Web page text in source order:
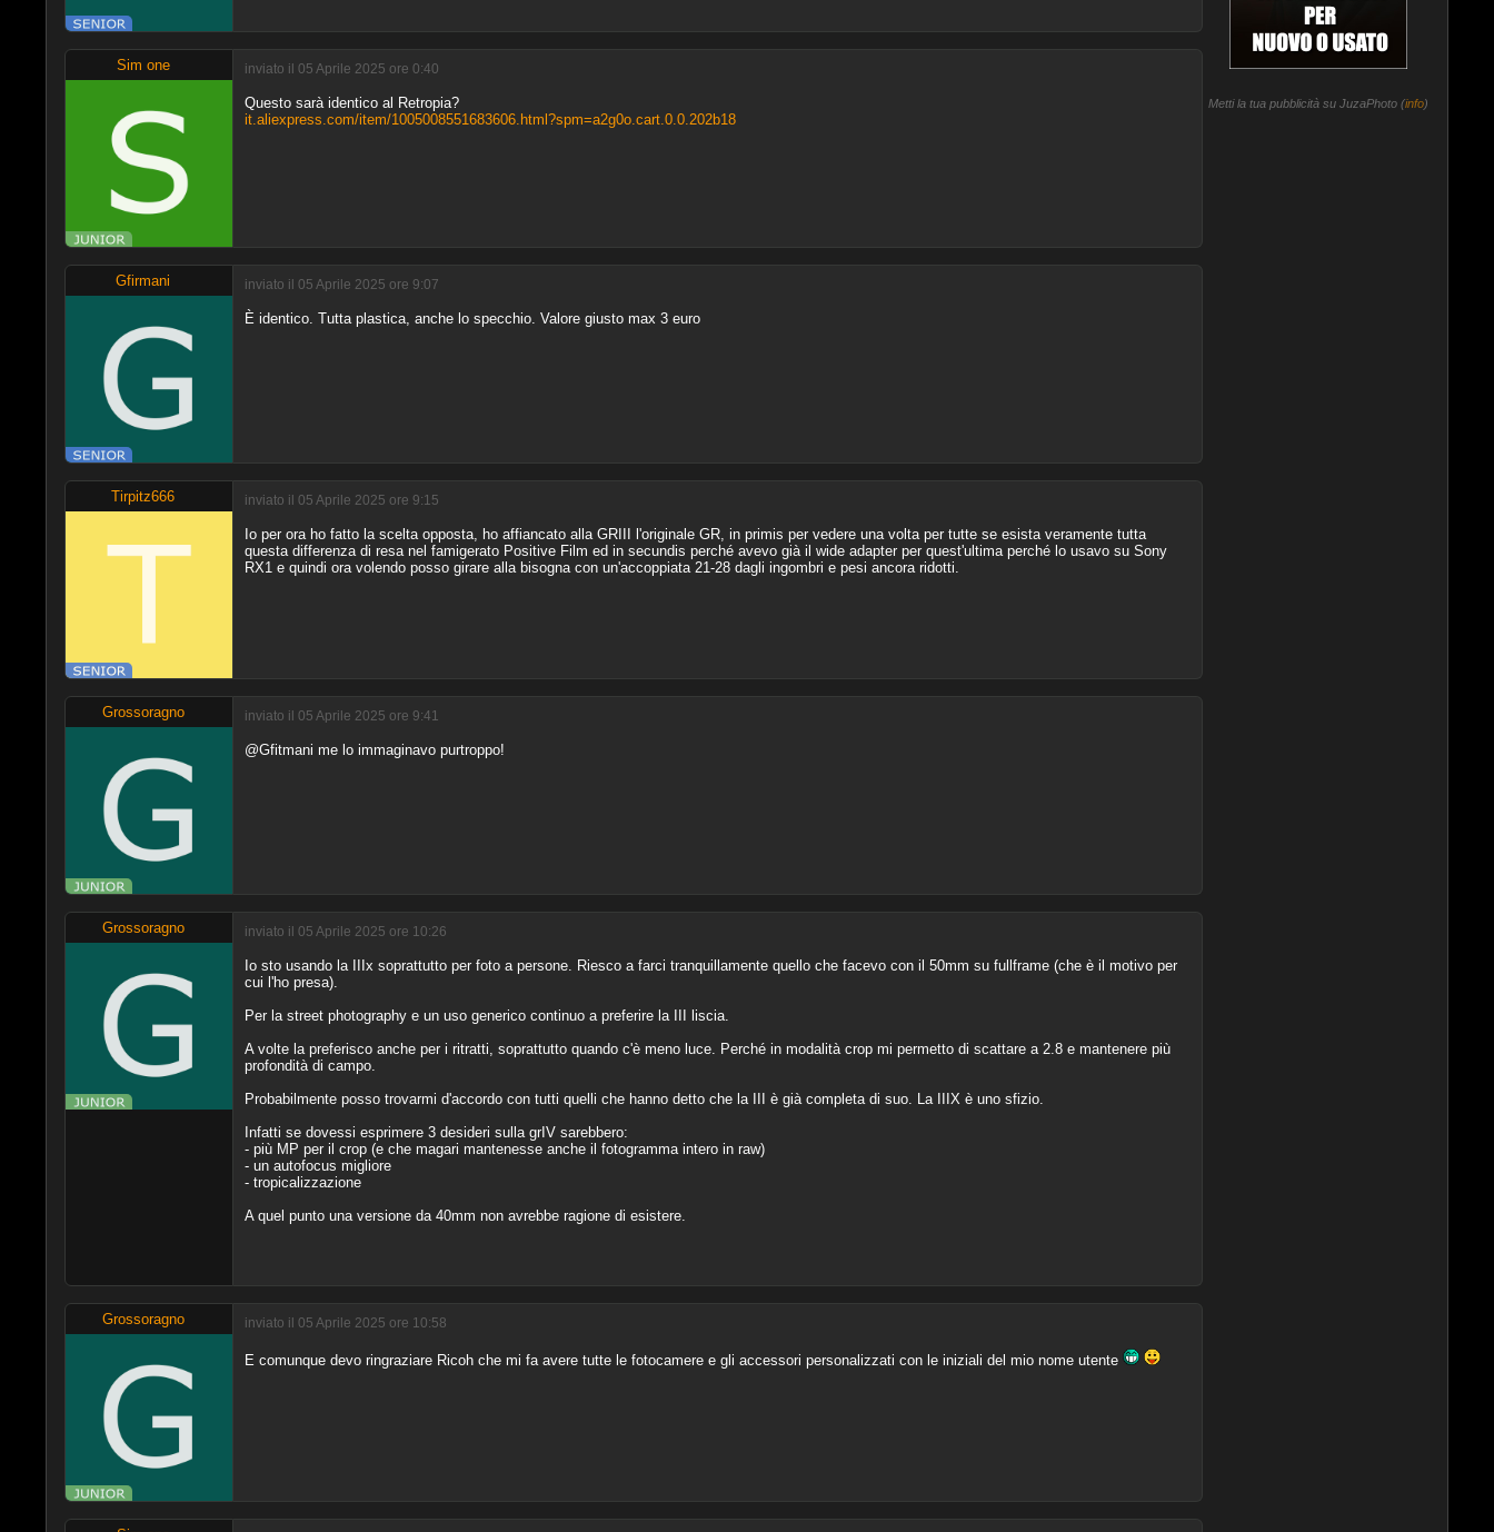
Sim one inviato il 05 Aprile 2025 ore 0:40
Questo sarà identico al Retropia?
it.aliexpress.com/item/1005008551683606.html?spm=a2g0o.cart.0.0.202b18
Gfirmani inviato il 05 Aprile 2025 ore 9:07
È identico. Tutta plastica, anche lo specchio. Valore giusto max 3 euro
Tirpitz666 inviato il 05 Aprile 2025 ore 9:15
Io per ora ho fatto la scelta opposta, ho affiancato alla GRIII l'originale GR, in primis per vedere una volta per tutte se esista veramente tutta
questa differenza di resa nel famigerato Positive Film ed in secundis perché avevo già il wide adapter per quest'ultima perché lo usavo su Sony
RX1 e quindi ora volendo posso girare alla bisogna con un'accoppiata 21-28 dagli ingombri e pesi ancora ridotti.
Grossoragno inviato il 05 Aprile 2025 ore 9:41
@Gfitmani me lo immaginavo purtroppo!
Grossoragno inviato il 05 Aprile 2025 ore 10:26
Io sto usando la IIIx soprattutto per foto a persone. Riesco a farci tranquillamente quello che facevo con il 50mm su fullframe (che è il motivo per
cui l'ho presa).
Per la street photography e un uso generico continuo a preferire la III liscia.
A volte la preferisco anche per i ritratti, soprattutto quando c'è meno luce. Perché in modalità crop mi permetto di scattare a 2.8 e mantenere più
profondità di campo.
Probabilmente posso trovarmi d'accordo con tutti quelli che hanno detto che la III è già completa di suo. La IIIX è uno sfizio.
Infatti se dovessi esprimere 3 desideri sulla grIV sarebbero:
- più MP per il crop (e che magari mantenesse anche il fotogramma intero in raw)
- un autofocus migliore
- tropicalizzazione
A quel punto una versione da 40mm non avrebbe ragione di esistere.
Grossoragno inviato il 05 Aprile 2025 ore 10:58
E comunque devo ringraziare Ricoh che mi fa avere tutte le fotocamere e gli accessori personalizzati con le iniziali del mio nome utente
Metti la tua pubblicità su JuzaPhoto (info)